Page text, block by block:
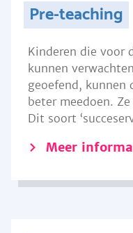
Pre-teaching
Kinderen die voor
kunnen
geoefend, kunnen
beter meedoen.
Dit soort
Meer